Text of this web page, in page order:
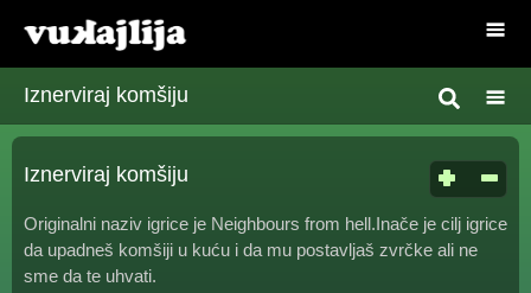
Iznerviraj komšiju
Iznerviraj komšiju
Originalni naziv igrice je Neighbours from hell.Inače je cilj igrice
da upadneš komšiji u kuću i da mu postavljaš zvrčke ali ne
sme da te uhvati.